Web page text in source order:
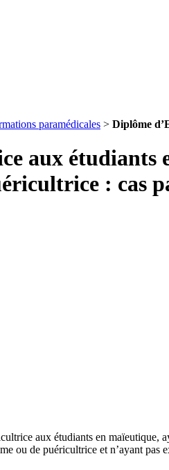
paramédicales > Diplôme
aux étudiants
: cas
aux étudiants en maïeutique,
ou de puéricultrice et n’ayant pas